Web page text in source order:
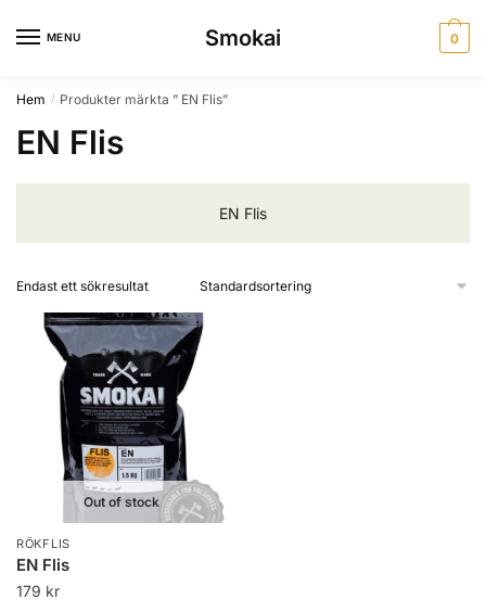
MENU Smokai 0
Hem / Produkter märkta ” EN Flis”
EN Flis
EN Flis
Endast ett sökresultat
Out of stock
RÖKFLIS
EN Flis
179 kr